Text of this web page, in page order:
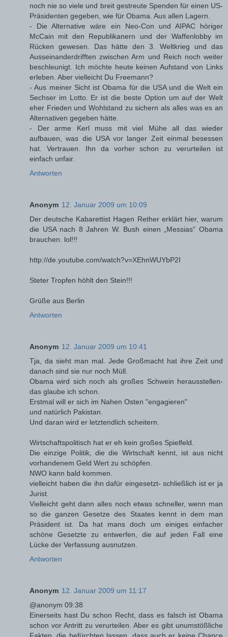
noch nie so viele und breit gestreute Spenden für einen US-
Präsidenten gegeben, wie für Obama. Aus allen Lagern.
- Die Alternative wäre ein Neo-Con und AIPAC höriger
McCain mit den Republikanern und der Waffenlobby im
Rücken gewesen. Das hätte den 3. Weltkrieg und das
Ausseinanderdrifften zwischen Arm und Reich noch weiter
beschleunigt. Ich möchte heute keinen Aufstand von Links
erleben. Aber vielleicht Du Freemann?
- Aus meiner Sicht ist Obama für die USA und die Welt ein
Sechser im Lotto. Er ist die beste Option um auf der Welt
eher Frieden und Wohlstand zu sichern als alles was es an
Alternativen gegeben hätte.
- Der arme Kerl muss mit viel Mühe all das wieder
aufbauen, was die USA vor langer Zeit einmal besessen
hat. Vertrauen. Ihn da vorher schon zu verurteilen ist
einfach unfair.
Antworten
Anonym 12. Januar 2009 um 10:09
Der deutsche Kabarettist Hagen Rether erklärt hier, warum
die USA nach 8 Jahren W. Bush einen „Messias“ Obama
brauchen. lol!!!
http://de.youtube.com/watch?v=XEhnWUYbP2I
Steter Tropfen höhlt den Stein!!!
Grüße aus Berlin
Antworten
Anonym 12. Januar 2009 um 10:41
Tja, da sieht man mal. Jede Großmacht hat ihre Zeit und
danach sind sie nur noch Müll.
Obama wird sich noch als großes Schwein herausstellen-
das glaube ich schon.
Erstmal will er sich im Nahen Osten "engagieren"
und natürlich Pakistan.
Und daran wird er letztendlich scheitern.
Wirtschaftspolitisch hat er eh kein großes Spielfeld.
Die einzige Politik, die die Wirtschaft kennt, ist aus nicht
vorhandenem Geld Wert zu schöpfen.
NWO kann bald kommen.
vielleicht haben die ihn dafür eingesetzt- schließlich ist er ja
Jurist.
Vielleicht geht dann alles noch etwas schneller, wenn man
so die ganzen Gesetze des Staates kennt in dem man
Präsident ist. Da hat mans doch um einiges einfacher
schöne Gesetzte zu entwerfen, die auf jeden Fall eine
Lücke der Verfassung ausnutzen.
Antworten
Anonym 12. Januar 2009 um 11:17
@anonym 09:38
Einerseits hast Du schon Recht, dass es falsch ist Obama
schon vor Antritt zu verurteilen. Aber es gibt unumstößliche
Fakten, die befürchten lassen, dass auch er keine Chance